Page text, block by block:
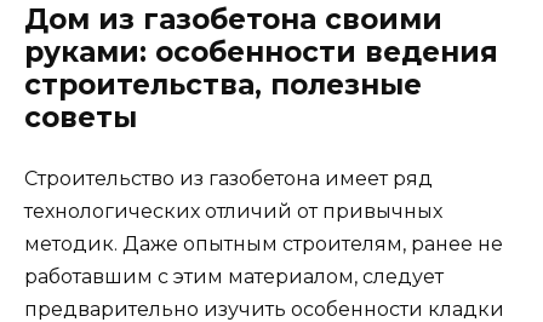
Дом из газобетона своими
руками: особенности ведения
строительства, полезные
советы
Строительство из газобетона имеет ряд
технологических отличий от привычных
методик. Даже опытным строителям, ранее не
работавшим с этим материалом, следует
предварительно изучить особенности кладки